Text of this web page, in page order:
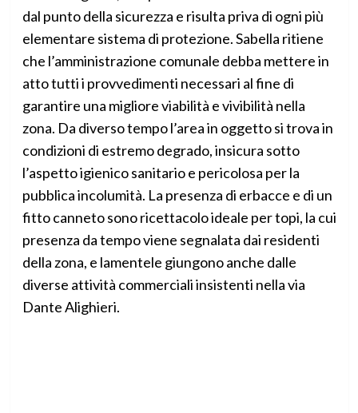
dal punto della sicurezza e risulta priva di ogni più
elementare sistema di protezione. Sabella ritiene
che l’amministrazione comunale debba mettere in
atto tutti i provvedimenti necessari al fine di
garantire una migliore viabilità e vivibilità nella
zona. Da diverso tempo l’area in oggetto si trova in
condizioni di estremo degrado, insicura sotto
l’aspetto igienico sanitario e pericolosa per la
pubblica incolumità. La presenza di erbacce e di un
fitto canneto sono ricettacolo ideale per topi, la cui
presenza da tempo viene segnalata dai residenti
della zona, e lamentele giungono anche dalle
diverse attività commerciali insistenti nella via
Dante Alighieri.